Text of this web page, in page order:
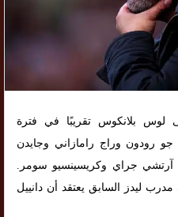
بلانكوس تقريبًا في فترة
جو رودون وراج رامازاني وجايدن
آرتشي جراي وكريسينسيو سومر.
ليدز السابق يعتقد أن دانييل